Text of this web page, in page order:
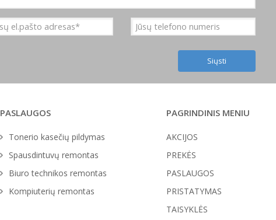
PASLAUGOS
Tonerio kasečių pildymas
Spausdintuvų remontas
Biuro technikos remontas
Kompiuterių remontas
PAGRINDINIS MENIU
AKCIJOS
PREKĖS
PASLAUGOS
PRISTATYMAS
TAISYKLĖS